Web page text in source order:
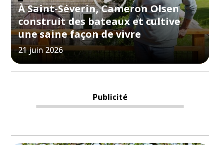
À Saint-Séverin, Cameron Olsen
construit des bateaux et cultive
une saine façon de vivre
21 juin 2026
Publicité